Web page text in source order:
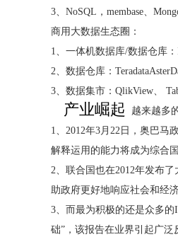
3、NoSQL，membase、
商用大数据生态圈：
1、一体机数据库/数据仓库：
2、数据仓库：
3、数据集市：QlikView、
产业崛起
越来越多
1、2012年3月22日，奥巴马
解释运用的能力将成为综合
2、联合国也在2012年发布
助政府更好地响应社会和经济
3、而最为积极的还是众多
础”，该报告在业界引起广泛